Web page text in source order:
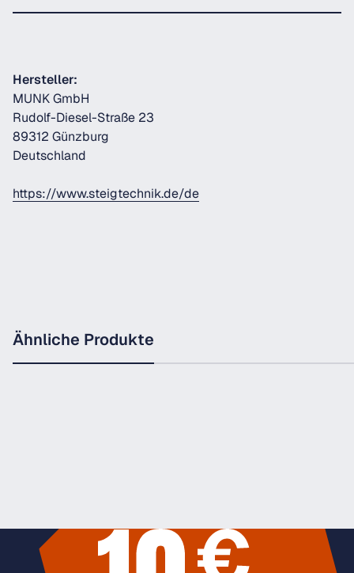
Hersteller:
MUNK GmbH
Rudolf-Diesel-Straße 23
89312 Günzburg
Deutschland
https://www.steigtechnik.de/de
Ähnliche Produkte